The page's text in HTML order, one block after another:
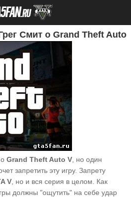
Смит о Grand Theft Auto
Grand Theft Auto V , но один
запретить эту игру. Запрету
V , но и вся серия в целом. Как
должны "ощутить" на себе удар